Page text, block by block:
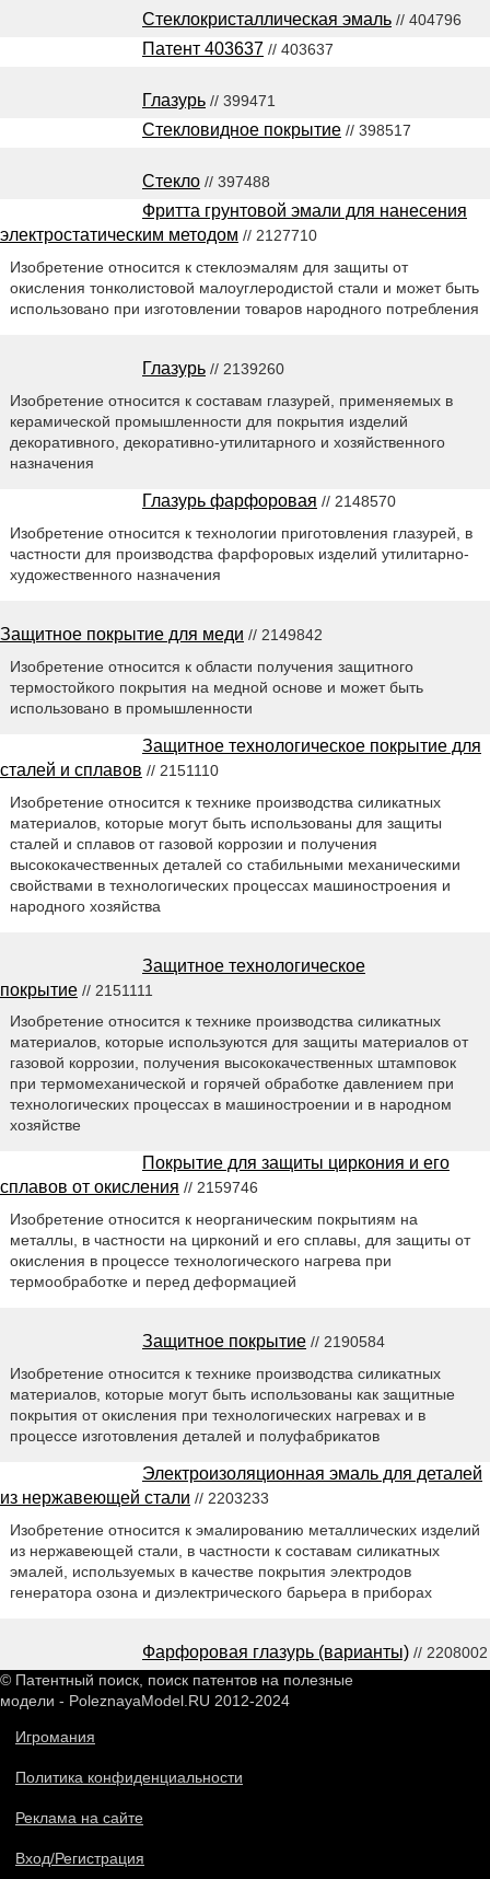
Стеклокристаллическая эмаль // 404796
Патент 403637 // 403637
Глазурь // 399471
Стекловидное покрытие // 398517
Стекло // 397488
Фритта грунтовой эмали для нанесения
электростатическим методом // 2127710
Изобретение относится к стеклоэмалям для защиты от
окисления тонколистовой малоуглеродистой стали и может быть
использовано при изготовлении товаров народного потребления
Глазурь // 2139260
Изобретение относится к составам глазурей, применяемых в
керамической промышленности для покрытия изделий
декоративного, декоративно-утилитарного и хозяйственного
назначения
Глазурь фарфоровая // 2148570
Изобретение относится к технологии приготовления глазурей, в
частности для производства фарфоровых изделий утилитарно-
художественного назначения
Защитное покрытие для меди // 2149842
Изобретение относится к области получения защитного
термостойкого покрытия на медной основе и может быть
использовано в промышленности
Защитное технологическое покрытие для
сталей и сплавов // 2151110
Изобретение относится к технике производства силикатных
материалов, которые могут быть использованы для защиты
сталей и сплавов от газовой коррозии и получения
высококачественных деталей со стабильными механическими
свойствами в технологических процессах машиностроения и
народного хозяйства
Защитное технологическое
покрытие // 2151111
Изобретение относится к технике производства силикатных
материалов, которые используются для защиты материалов от
газовой коррозии, получения высококачественных штамповок
при термомеханической и горячей обработке давлением при
технологических процессах в машиностроении и в народном
хозяйстве
Покрытие для защиты циркония и его
сплавов от окисления // 2159746
Изобретение относится к неорганическим покрытиям на
металлы, в частности на цирконий и его сплавы, для защиты от
окисления в процессе технологического нагрева при
термообработке и перед деформацией
Защитное покрытие // 2190584
Изобретение относится к технике производства силикатных
материалов, которые могут быть использованы как защитные
покрытия от окисления при технологических нагревах и в
процессе изготовления деталей и полуфабрикатов
Электроизоляционная эмаль для деталей
из нержавеющей стали // 2203233
Изобретение относится к эмалированию металлических изделий
из нержавеющей стали, в частности к составам силикатных
эмалей, используемых в качестве покрытия электродов
генератора озона и диэлектрического барьера в приборах
Фарфоровая глазурь (варианты) // 2208002
© Патентный поиск, поиск патентов на полезные
модели - PoleznayaModel.RU 2012-2024
Игромания
Политика конфиденциальности
Реклама на сайте
Вход/Регистрация